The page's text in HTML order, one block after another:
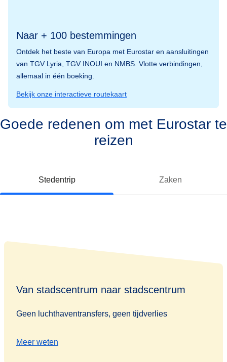
Naar + 100 bestemmingen
Ontdek het beste van Europa met Eurostar en aansluitingen
van TGV Lyria, TGV INOUI en NMBS. Vlotte verbindingen,
allemaal in één boeking.
Bekijk onze interactieve routekaart
Goede redenen om met Eurostar te
reizen
Stedentrip Zaken
Van stadscentrum naar stadscentrum
Geen luchthaventransfers, geen tijdverlies
Meer weten